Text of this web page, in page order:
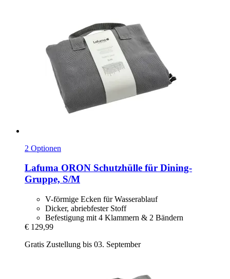
2 Optionen
Lafuma ORON Schutzhülle für Dining-​
Gruppe, S/M
V-förmige Ecken für Wasserablauf
Dicker, abriebfester Stoff
Befestigung mit 4 Klammern & 2 Bändern
€ 129,99
Gratis Zustellung bis 03. September